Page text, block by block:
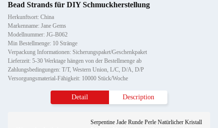
Bead Strands für DIY Schmuckherstellung
Herkunftsort: China
Markenname: Jane Gems
Modellnummer: JG-B062
Min Bestellmenge: 10 Stränge
Verpackung Informationen: Sicherungspaket/Geschenkpaket
Lieferzeit: 5-30 Werktage hängen von der Bestellmenge ab
Zahlungsbedingungen: T/T, Western Union, L/C, D/A, D/P
Versorgungsmaterial-Fähigkeit: 10000 Stück/Woche
Detail Description
Serpentine Jade Runde Perle Natürlicher Kristall